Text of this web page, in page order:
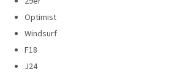
Optimist
Windsurf
F18
J24